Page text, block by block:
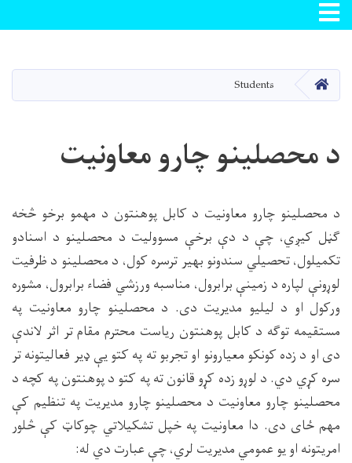
Toggle navigation
کور Students
د محصلینو چارو معاونیت
د محصلینو چارو معاونیت د کابل پوهنتون د مهمو برخو څخه
ګڼل کیږي، چې د دې برخې مسوولیت د محصلینو د اسنادو
تکمیلول، تحصیلي سندونو بهیر ترسره کول، د محصلینو د ظرفیت
لوړونې لپاره د زمینې برابرول، مناسبه ورزشي فضاء برابرول، مشوره
ورکول او د لیلیو مدیریت دی. د محصلینو چارو معاونیت په
مستقیمه توګه د کابل پوهنتون ریاست محترم مقام تر اثر لاندې
دی او د زده کونکو معیارونو او تجربو ته په کتو یې ډیر فعالیتونه تر
سره کړي دي. د لوړو زده کړو قانون ته په کتو د پوهنتون په کچه د
محصلینو چارو معاونیت د محصلینو چارو مدیریت په تنظیم کې
مهم ځای دی. دا معاونیت په خپل تشکیلاتي چوکاټ کې څلور
امریتونه او یو عمومي مدیریت لري، چې عبارت دي له: